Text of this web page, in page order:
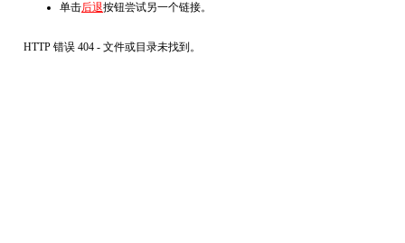
单击后退按钮尝试另一个链接。
HTTP 错误 404 - 文件或目录未找到。